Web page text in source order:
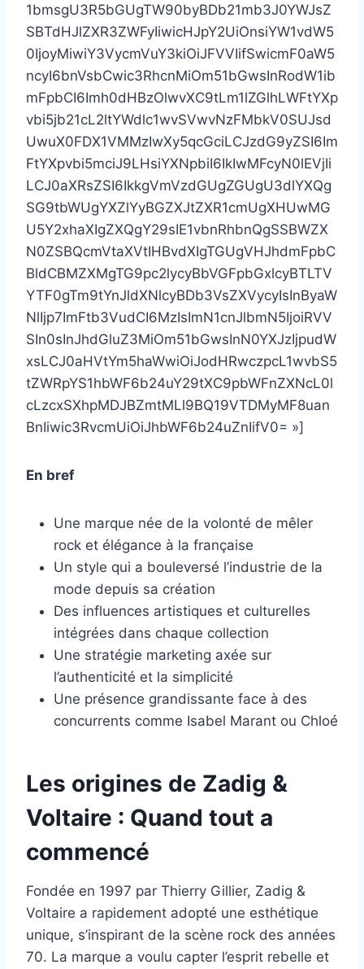
1bmsgU3R5bGUgTW90byBDb21mb3J0YWJsZ
SBTdHJlZXR3ZWFyIiwicHJpY2UiOnsiYW1vdW5
0IjoyMiwiY3VycmVuY3kiOiJFVVIifSwicmF0aW5
ncyI6bnVsbCwic3RhcnMiOm51bGwsInRodW1ib
mFpbCI6Imh0dHBzOlwvXC9tLm1lZGlhLWFtYXp
vbi5jb21cL2ltYWdlc1wvSVwvNzFMbkV0SUJsd
UwuX0FDX1VMMzIwXy5qcGciLCJzdG9yZSI6Im
FtYXpvbi5mciJ9LHsiYXNpbiI6IkIwMFcyN0lEVjIi
LCJ0aXRsZSI6IkkgVmVzdGUgZGUgU3dlYXQg
SG9tbWUgYXZlYyBGZXJtZXR1cmUgXHUwMG
U5Y2xhaXIgZXQgY29sIE1vbnRhbnQgSSBWZX
N0ZSBQcmVtaXVtIHBvdXIgTGUgVHJhdmFpbC
BldCBMZXMgTG9pc2lycyBbVGFpbGxlcyBTLTV
YTF0gTm9tYnJldXNlcyBDb3VsZXVycyIsInByaW
NlIjp7ImFtb3VudCI6MzIsImN1cnJlbmN5IjoiRVV
SIn0sInJhdGluZ3MiOm51bGwsInN0YXJzIjpudW
xsLCJ0aHVtYm5haWwiOiJodHRwczpcL1wvbS5
tZWRpYS1hbWF6b24uY29tXC9pbWFnZXNcL0l
cLzcxSXhpMDJBZmtMLl9BQ19VTDMyMF8uan
BnIiwic3RvcmUiOiJhbWF6b24uZnIifV0= »]
En bref
Une marque née de la volonté de mêler
rock et élégance à la française
Un style qui a bouleversé l’industrie de la
mode depuis sa création
Des influences artistiques et culturelles
intégrées dans chaque collection
Une stratégie marketing axée sur
l’authenticité et la simplicité
Une présence grandissante face à des
concurrents comme Isabel Marant ou Chloé
Les origines de Zadig &
Voltaire : Quand tout a
commencé
Fondée en 1997 par Thierry Gillier, Zadig &
Voltaire a rapidement adopté une esthétique
unique, s’inspirant de la scène rock des années
70. La marque a voulu capter l’esprit rebelle et